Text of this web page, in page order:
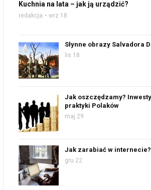
Kuchnia na lata – jak ją urządzić?
redakcja wrz 18
Słynne obrazy Salvadora
lis 18
Jak oszczędzamy?
praktyki Polaków
maj 29
Jak zarabiać w internecie?
gru 22